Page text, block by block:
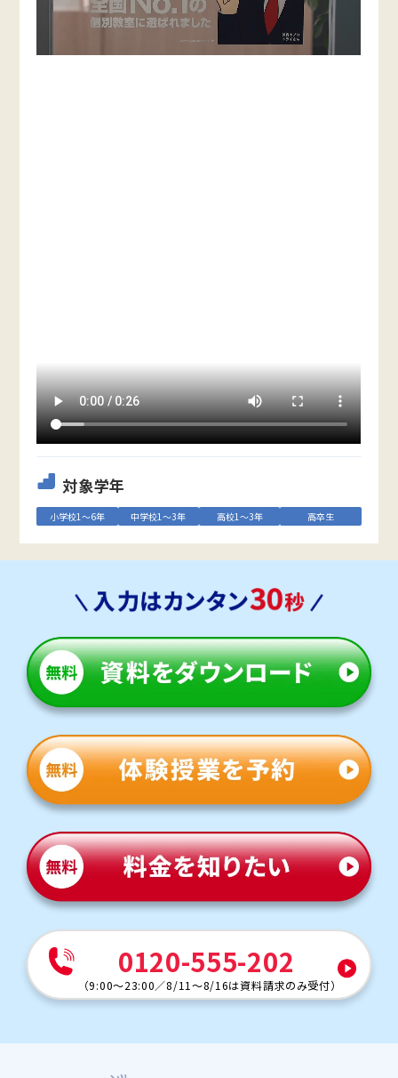
対象学年
小学校1～6年 中学校1～3年 高校1～3年 高卒生
0120-555-202
（9:00～23:00／8/11～8/16は資料請求のみ受付）